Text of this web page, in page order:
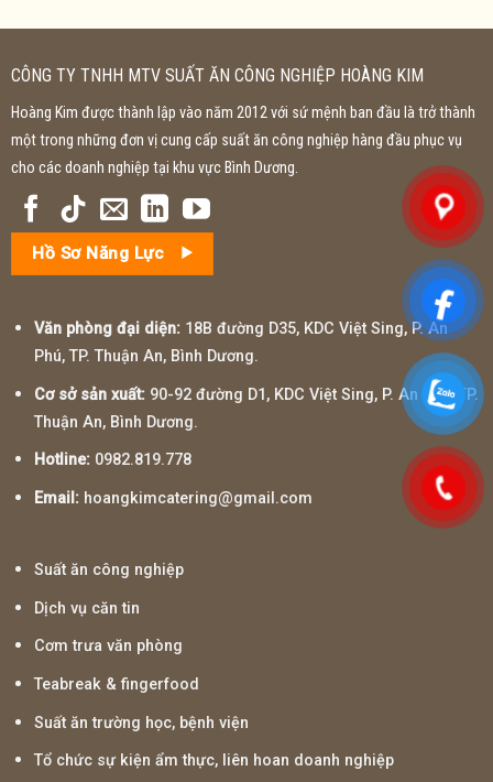
CÔNG TY TNHH MTV SUẤT ĂN CÔNG NGHIỆP HOÀNG KIM
Hoàng Kim được thành lập vào năm 2012 với sứ mệnh ban đầu là trở thành
một trong những đơn vị cung cấp suất ăn công nghiệp hàng đầu phục vụ
cho các doanh nghiệp tại khu vực Bình Dương.
Hồ Sơ Năng Lực
Văn phòng đại diện: 18B đường D35, KDC Việt Sing, P. An
Phú, TP. Thuận An, Bình Dương.
Cơ sở sản xuất:90-92 đường D1, KDC Việt Sing, P. An Phú, TP.
Thuận An, Bình Dương.
Hotline: 0982.819.778
Email: hoangkimcatering@gmail.com
Suất ăn công nghiệp
Dịch vụ căn tin
Cơm trưa văn phòng
Teabreak & fingerfood
Suất ăn trường học, bệnh viện
Tổ chức sự kiện ẩm thực, liên hoan doanh nghiệp